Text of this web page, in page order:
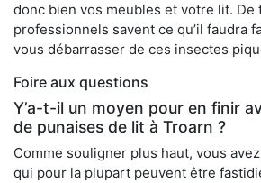
donc bien vos meubles et votre lit. De
professionnels savent ce qu’il faudra
vous débarrasser de ces insectes
Foire aux questions
Y’a-t-il un moyen pour en finir
de punaises de lit à Troarn ?
Comme souligner plus haut, vous
qui pour la plupart peuvent être